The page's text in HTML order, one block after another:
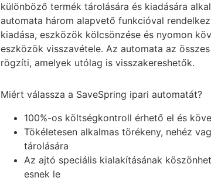
különböző termék tárolására és kiadására
automata három alapvető funkcióval
kiadása, eszközök kölcsönzése és nyomon
eszközök visszavétele. Az automata az
rögzíti, amelyek utólag is visszakereshetők.
Miért válassza a SaveSpring ipari automatát?
100%-os költségkontroll érhető el és
Tökéletesen alkalmas törékeny, nehéz
tárolására
Az ajtó speciális kialakításának
esnek le